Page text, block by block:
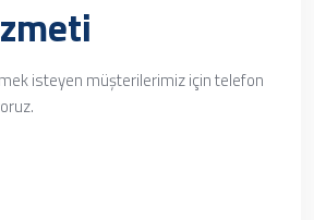
isteyen müşterilerimiz için telefon